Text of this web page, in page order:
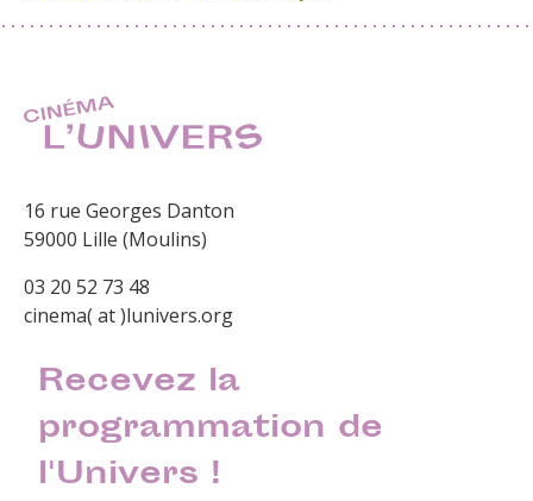
16 rue Georges Danton
59000 Lille (Moulins)
03 20 52 73 48
cinema( at )lunivers.org
Recevez la
programmation de
l'Univers !